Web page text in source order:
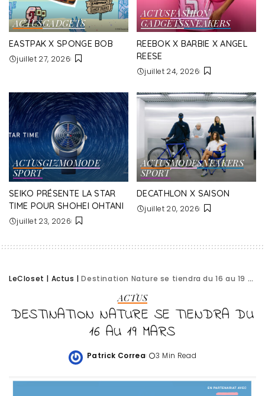
ACTUSGADGETS
EASTPAK X SPONGE BOB
juillet 27, 2026
ACTUSFASHION
GADGETSSNEAKERS
REEBOK X BARBIE X ANGEL
REESE
juillet 24, 2026
ACTUSGIZMOMODE
SPORT
SEIKO PRÉSENTE LA STAR
TIME POUR SHOHEI OHTANI
juillet 23, 2026
ACTUSMODESNEAKERS
SPORT
DECATHLON X SAISON
juillet 20, 2026
LeCloset | Actus |Destination Nature se tiendra du 16 au 19 mars
ACTUS
DESTINATION NATURE SE TIENDRA DU
16 AU 19 MARS
Posted
Patrick Correa 3 Min Read